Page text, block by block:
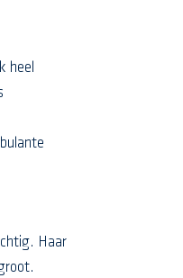
heel
Haar